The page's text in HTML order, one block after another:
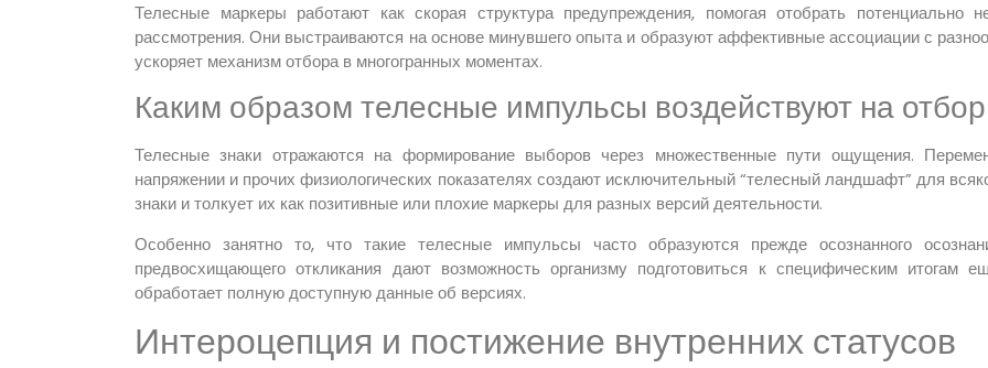
Телесные маркеры работают как скорая структура предупреждения, помогая отобрать потенциально
рассмотрения. Они выстраиваются на основе минувшего опыта и образуют аффективные ассоциации с
ускоряет механизм отбора в многогранных моментах.
Каким образом телесные импульсы воздействуют на отбор
Телесные знаки отражаются на формирование выборов через множественные пути ощущения.
напряжении и прочих физиологических показателях создают исключительный “телесный ландшафт” для
знаки и толкует их как позитивные или плохие маркеры для разных версий деятельности.
Особенно занятно то, что такие телесные импульсы часто образуются прежде осознанного
предвосхищающего откликания дают возможность организму подготовиться к специфическим итогам
обработает полную доступную данные об версиях.
Интероцепция и постижение внутренних статусов